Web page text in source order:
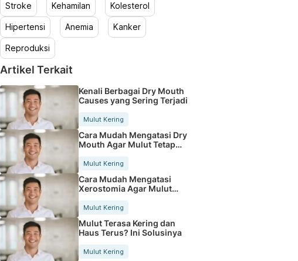
Stroke Kehamilan Kolesterol
Hipertensi Anemia Kanker
Reproduksi
Artikel Terkait
Kenali Berbagai Dry Mouth
Causes yang Sering Terjadi
Mulut Kering
Cara Mudah Mengatasi Dry
Mouth Agar Mulut Tetap
Mulut Kering
Cara Mudah Mengatasi
Xerostomia Agar Mulut
Mulut Kering
Mulut Terasa Kering dan
Haus Terus? Ini Solusinya
Mulut Kering